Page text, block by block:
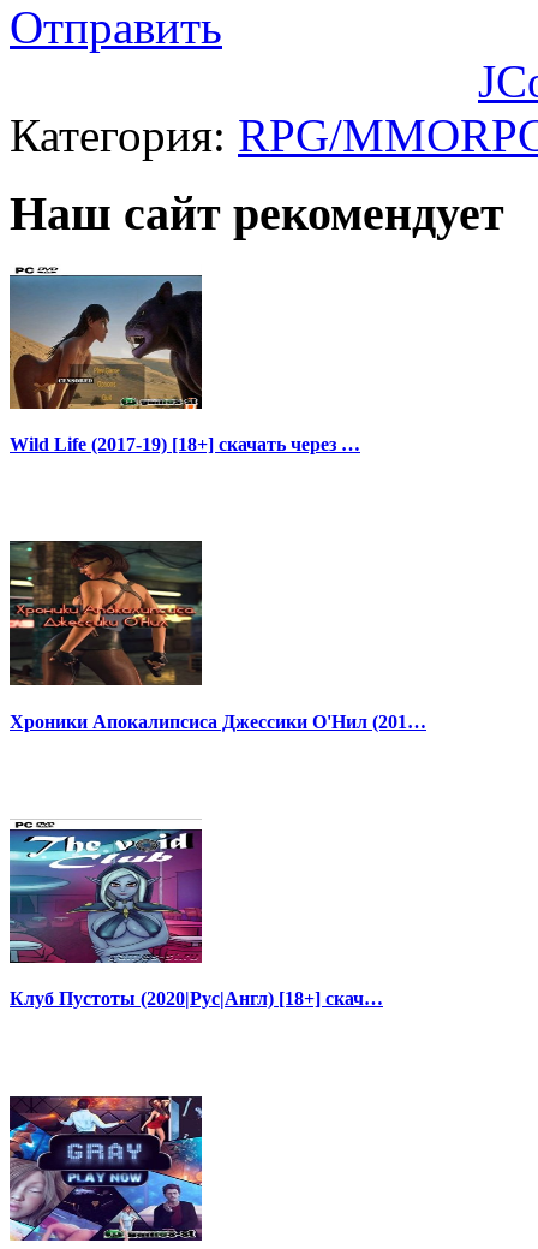
Отправить
Категория: RPG/
Наш сайт рекомендует
Wild Life (2017-19) [18+] скачать через …
Хроники Апокалипсиса Джессики О'Нил (201…
Клуб Пустоты (2020|Рус|Англ) [18+] скач…